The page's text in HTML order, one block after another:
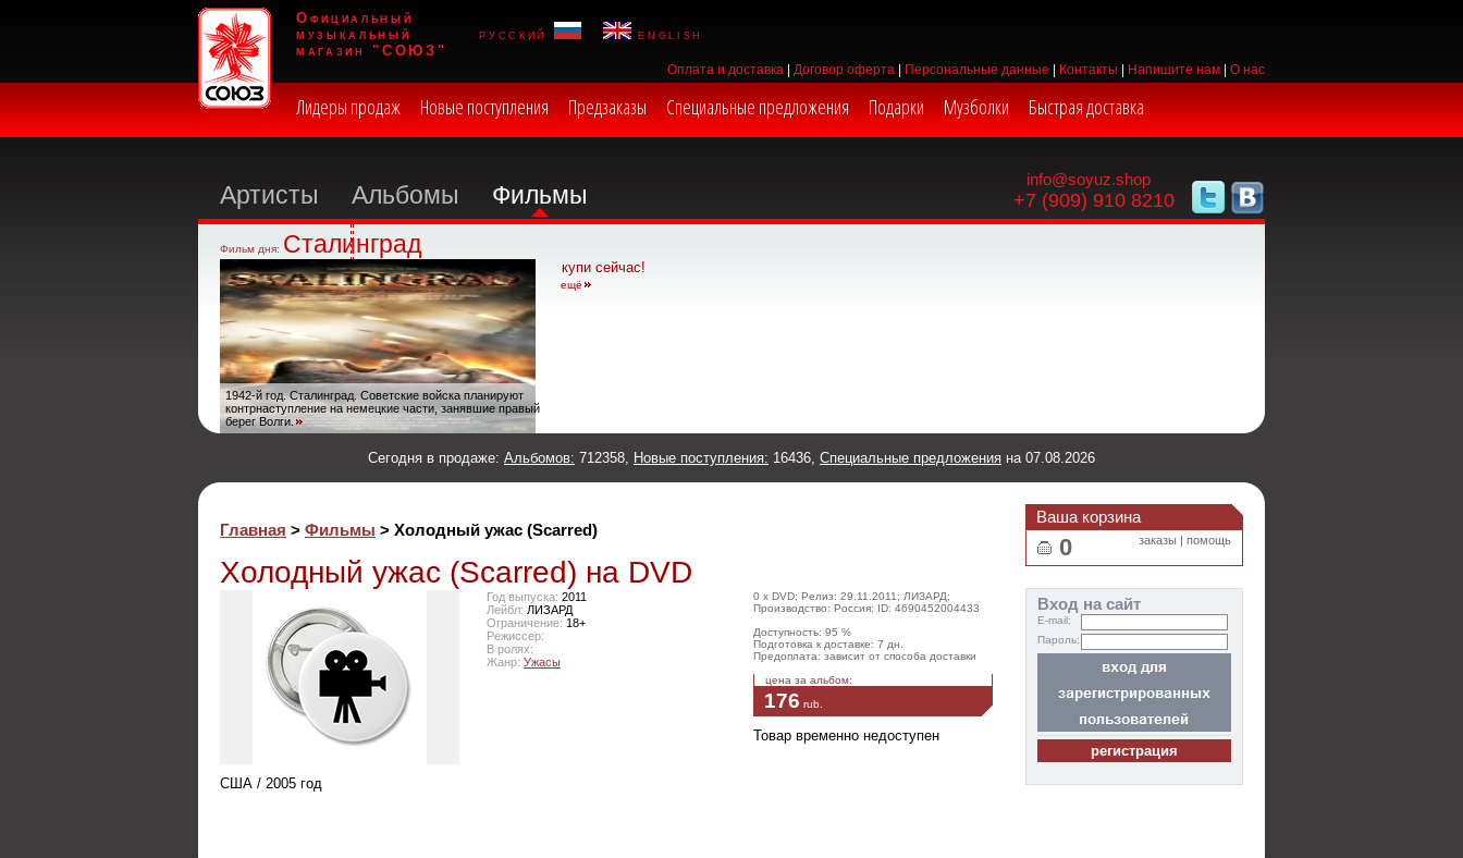
Официальный
музыкальный
магазин "СОЮЗ"
русский english
Оплата и доставка Договор оферта Персональные данные Контакты Напишите нам О нас
Лидеры продаж Новые поступления Предзаказы Специальные предложения Подарки Музболки Быстрая доставка
info@soyuz.shop
+7 (909) 910 8210
Артисты Альбомы Фильмы
Фильм дня: Сталинград
1942-й год. Сталинград. Советские войска планируют
контрнаступление на немецкие части, занявшие правый
берег Волги.
купи сейчас!
ещё
Сегодня в продаже: Альбомов: 712358, Новые поступления: 16436, Специальные предложения на 07.08.2026
Главная > Фильмы > Холодный ужас (Scarred)
Холодный ужас (Scarred) на DVD
0 x DVD; Релиз: 29.11.2011; ЛИЗАРД;
Производство: Россия; ID: 4690452004433
Доступность: 95 %
Подготовка к доставке: 7 дн.
Предоплата: зависит от способа доставки
цена за альбом:
176 rub
Товар временно недоступен
Год выпуска: 2011
Лейбл: ЛИЗАРД
Ограничение: 18+
Режиссер:
В ролях:
Жанр: Ужасы
США / 2005 год
Ваша корзина
0 заказы | помощь
Вход на сайт
E-mail:
Пароль: